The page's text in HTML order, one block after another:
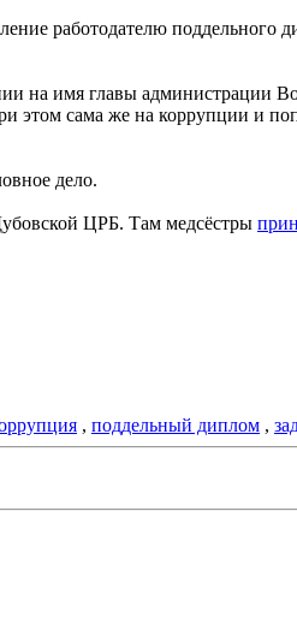
работодателю поддельного
на имя главы администрации
этом сама же на коррупции и
дело.
ЦРБ. Там медсёстры
, поддельный диплом ,